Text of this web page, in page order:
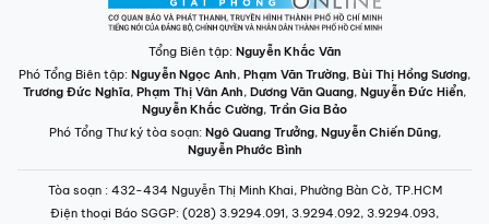
Tổng Biên tập: Nguyễn Khắc Văn
Phó Tổng Biên tập: Nguyễn Ngọc Anh, Phạm Văn Trường, Bùi Thị Hồng Sương,
Trương Đức Nghĩa, Phạm Thị Vân Anh, Dương Văn Quang, Nguyễn Đức Hiển,
Nguyễn Khắc Cường, Trần Gia Bảo
Phó Tổng Thư ký tòa soạn: Ngô Quang Trưởng, Nguyễn Chiến Dũng,
Nguyễn Phước Bình
Tòa soạn : 432-434 Nguyễn Thị Minh Khai, Phường Bàn Cờ, TP.HCM
Điện thoại Báo SGGP: (028) 3.9294.091, 3.9294.092, 3.9294.093,